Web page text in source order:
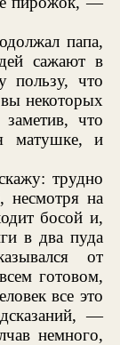
папа,
сажают в
пользу, что
некоторых
что
матушке, и
трудно
несмотря на
босой и,
в два пуда
от
готовом,
все это
—
немного,